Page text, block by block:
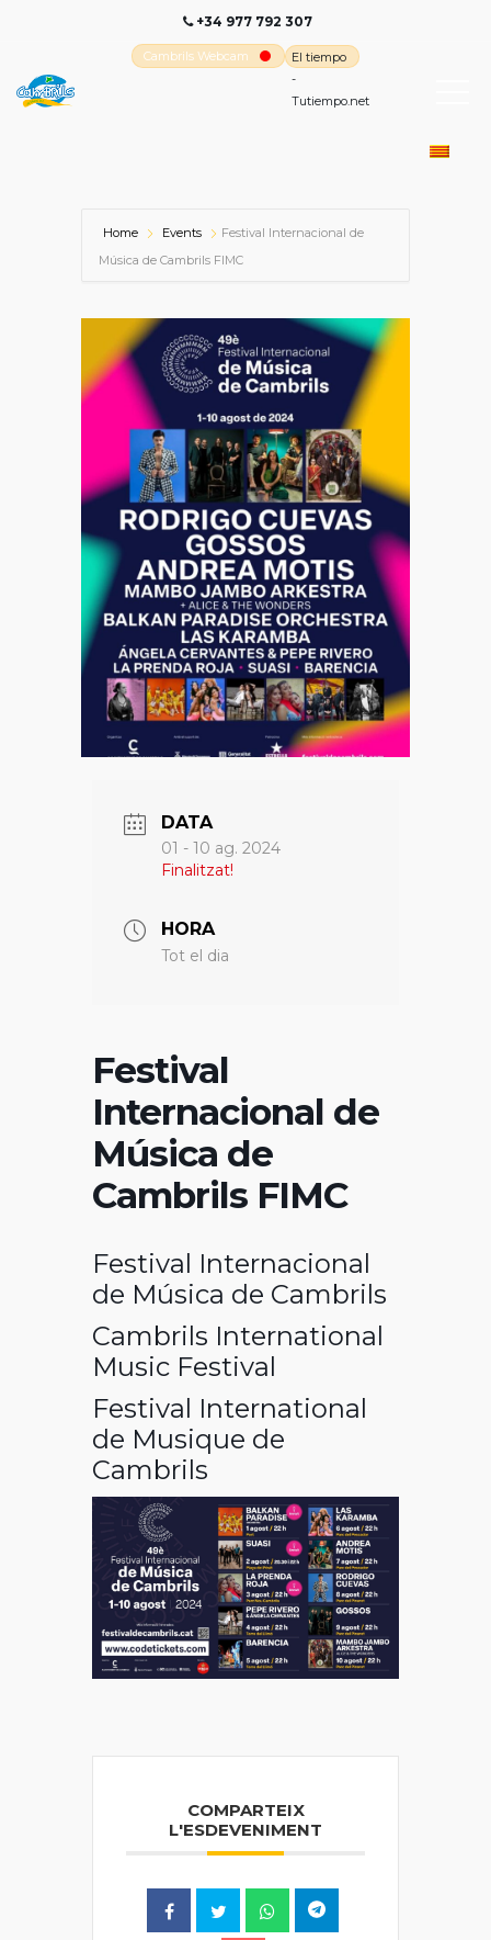
+34 977 792 307
Cambrils Webcam
El tiempo
-
Tutiempo.net
Home Events
Festival Internacional de
Música de Cambrils FIMC
DATA
01 - 10 ag. 2024
Finalitzat!
HORA
Tot el dia
Festival
Internacional de
Música de
Cambrils FIMC
Festival Internacional
de Música de Cambrils
Cambrils International
Music Festival
Festival International
de Musique de
Cambrils
COMPARTEIX
L'ESDEVENIMENT